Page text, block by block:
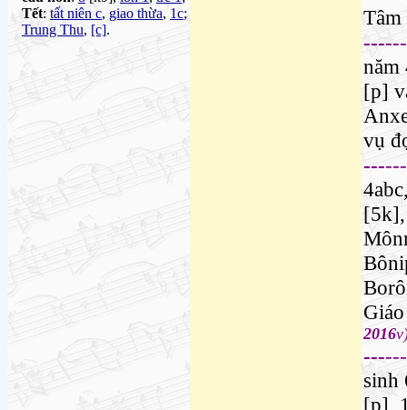
Tết: tất niên c, giao thừa, 1c;
Trung Thu, [c].
Tâm
------
[p]
vụ
------
4abc
2016
------
sinh
[p]